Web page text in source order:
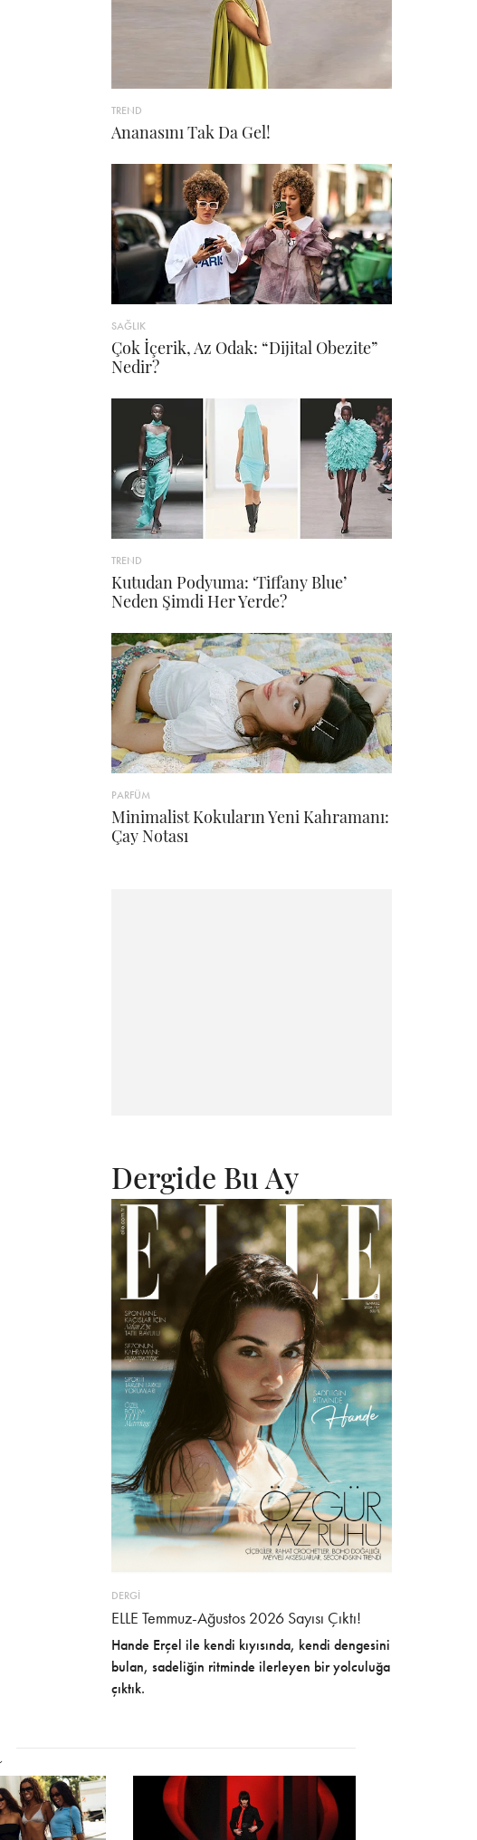
TREND
Ananasını Tak Da Gel!
SAĞLIK
Çok İçerik, Az Odak: “Dijital Obezite”
Nedir?
TREND
Kutudan Podyuma: ‘Tiffany Blue’
Neden Şimdi Her Yerde?
PARFÜM
Minimalist Kokuların Yeni Kahramanı:
Çay Notası
Dergide Bu Ay
DERGİ
ELLE Temmuz-Ağustos 2026 Sayısı Çıktı!
Hande Erçel ile kendi kıyısında, kendi dengesini
bulan, sadeliğin ritminde ilerleyen bir yolculuğa
çıktık.